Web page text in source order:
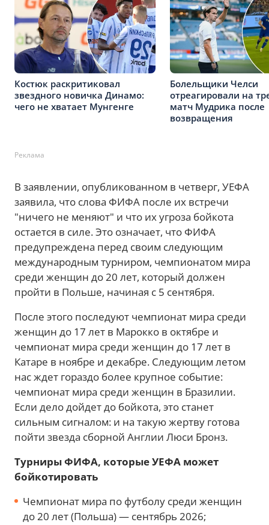
Костюк раскритиковал
звездного новичка Динамо:
чего не хватает Мунгенге
Болельщики Челси
отреагировали на
матч Мудрика после
возвращения
Реклама
В заявлении, опубликованном в четверг, УЕФА
заявила, что слова ФИФА после их встречи
"ничего не меняют" и что их угроза бойкота
остается в силе. Это означает, что ФИФА
предупреждена перед своим следующим
международным турниром, чемпионатом мира
среди женщин до 20 лет, который должен
пройти в Польше, начиная с 5 сентября.
После этого последуют чемпионат мира среди
женщин до 17 лет в Марокко в октябре и
чемпионат мира среди женщин до 17 лет в
Катаре в ноябре и декабре. Следующим летом
нас ждет гораздо более крупное событие:
чемпионат мира среди женщин в Бразилии.
Если дело дойдет до бойкота, это станет
сильным сигналом: и на такую ​​жертву готова
пойти звезда сборной Англии Люси Бронз.
Турниры ФИФА, которые УЕФА может
бойкотировать
Чемпионат мира по футболу среди женщин
до 20 лет (Польша) — сентябрь 2026;